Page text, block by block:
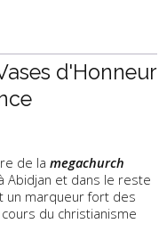
d'Honneur
de lamegachurch
Abidjan et dans le reste
un marqueur fort des
du christianisme